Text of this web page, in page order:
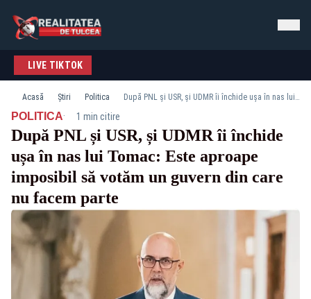
LIVE TIKTOK
Acasă Știri Politica După PNL și USR, și UDMR îi închide ușa în nas lui Tomac: Este aproape imposibil să votăm un guvern din care nu facem parte
POLITICA· 1 min citire
După PNL și USR, și UDMR îi închide
ușa în nas lui Tomac: Este aproape
imposibil să votăm un guvern din care
nu facem parte